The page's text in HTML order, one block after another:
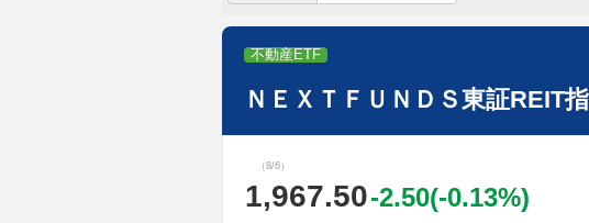
不動産ETF
ＮＥＸＴＦＵＮＤＳ東証REIT
（8/6）
1,967.50-2.50(-0.13%)